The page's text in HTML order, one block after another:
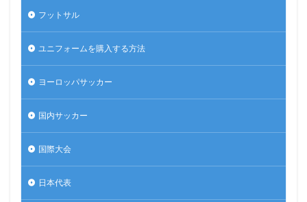
フットサル
ユニフォームを購入する方法
ヨーロッパサッカー
国内サッカー
国際大会
日本代表